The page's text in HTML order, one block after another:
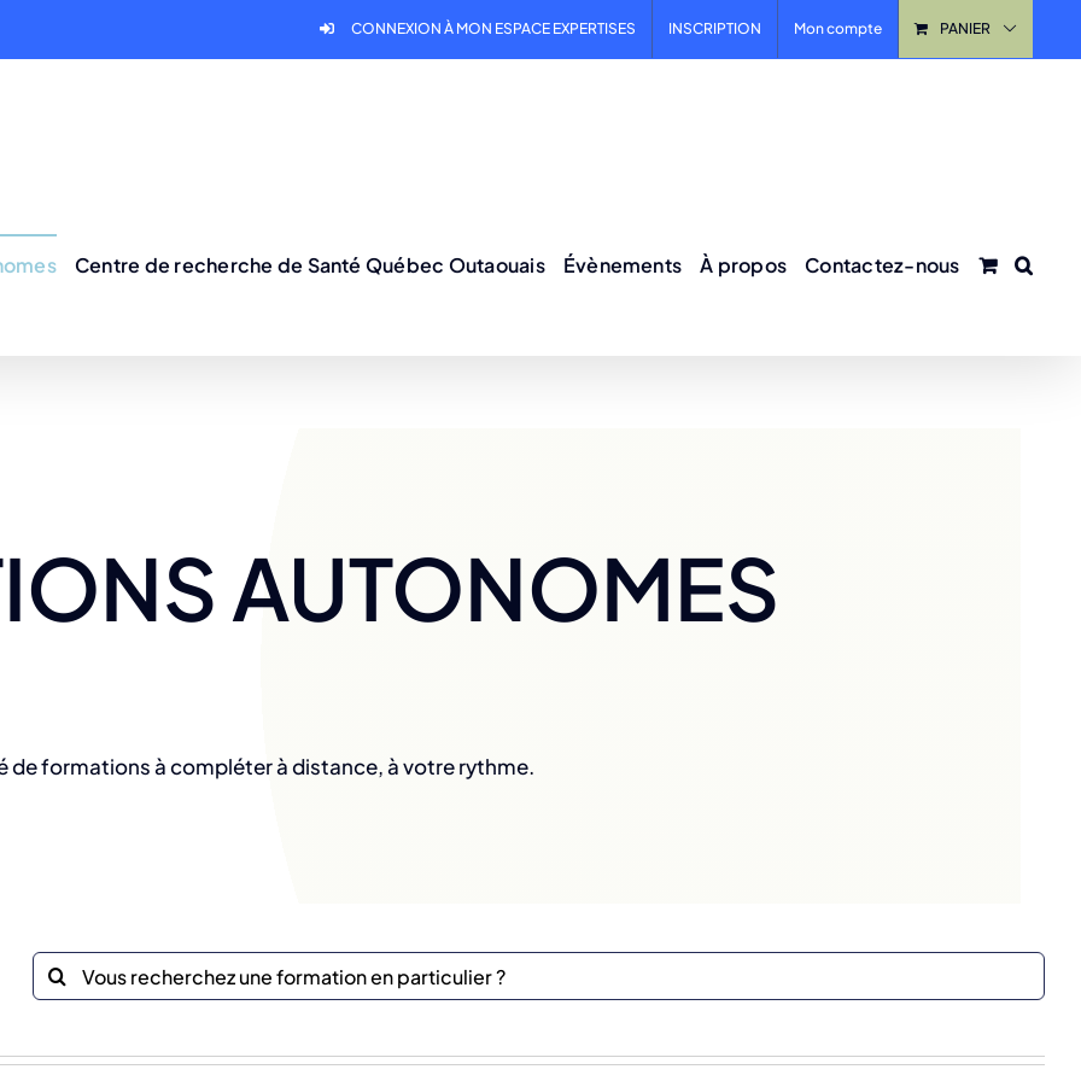
CONNEXION À MON ESPACE EXPERTISES INSCRIPTION Mon compte PANIER
Centre de recherche de Santé Québec Outaouais Évènements À propos Contactez-nous
AUTONOMES
de formations à compléter à distance, à votre rythme.
Recherche
sur
site